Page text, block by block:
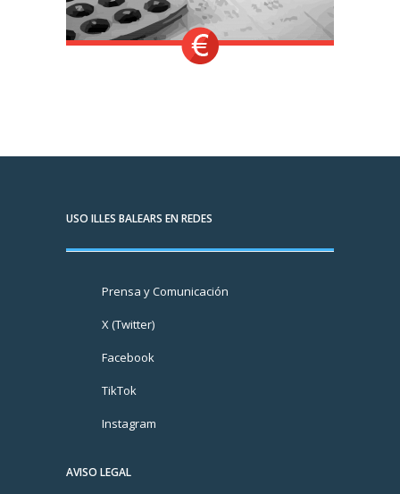
USO ILLES BALEARS EN REDES
Prensa y Comunicación
X (Twitter)
Facebook
TikTok
Instagram
AVISO LEGAL